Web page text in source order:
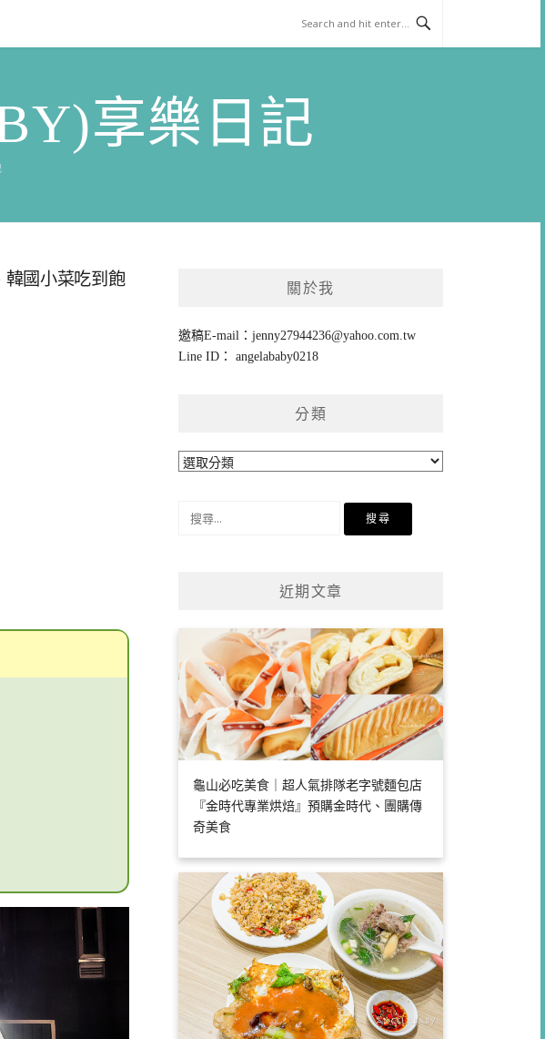
享樂日記
韓國小菜吃到飽
關於我
邀稿E-mail：jenny27944236@yahoo.com.tw
Line ID： angelababy0218
分類
分
近期文章
龜山必吃美食｜超人氣排隊老字號麵包店
『金時代專業烘焙』預購金時代、團購傳
奇美食